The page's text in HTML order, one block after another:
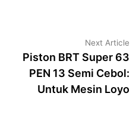
Next Article
Piston BRT Super 63
PEN 13 Semi Cebol:
Untuk Mesin Loyo